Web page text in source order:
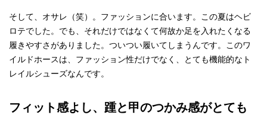
そして、オサレ（笑）。ファッションに合います。この夏はヘビ
ロテでした。でも、それだけではなくて何故か足を入れたくなる
履きやすさがありました。ついつい履いてしまうんです。このワ
イルドホースは、ファッション性だけでなく、とても機能的なト
レイルシューズなんです。
フィット感よし、踵と甲のつかみ感がとても